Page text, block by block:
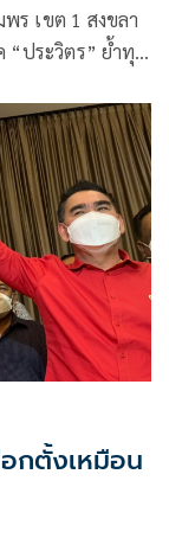
ร เขต 1 สงขลา
อกตั้งเหมือน